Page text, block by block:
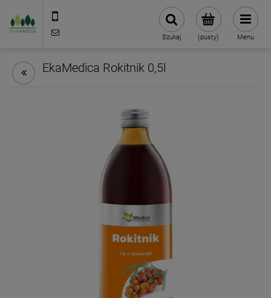
(pusty)
Szukaj Menu
EkaMedica Rokitnik 0,5l